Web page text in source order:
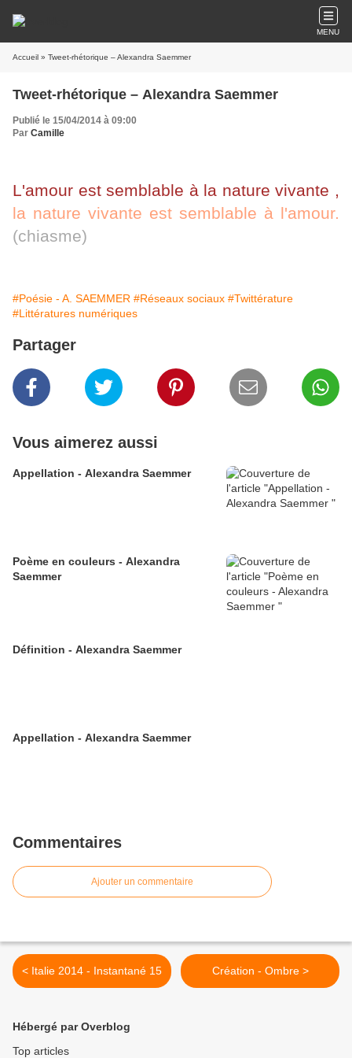
MENU
Accueil » Tweet-rhétorique – Alexandra Saemmer
Tweet-rhétorique – Alexandra Saemmer
Publié le 15/04/2014 à 09:00
Par Camille
L'amour est semblable à la nature vivante ,
la nature vivante est semblable à l'amour.
(chiasme)
#Poésie - A. SAEMMER #Réseaux sociaux #Twittérature
#Littératures numériques
Partager
Vous aimerez aussi
Appellation - Alexandra Saemmer
Poème en couleurs - Alexandra
Saemmer
Définition - Alexandra Saemmer
Appellation - Alexandra Saemmer
Commentaires
Ajouter un commentaire
< Italie 2014 - Instantané 15 Création - Ombre >
Hébergé par Overblog
Top articles